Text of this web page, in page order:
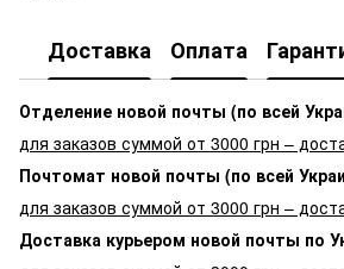
Доставка Оплата
Отделение новой почты (по всей
для заказов суммой от 3000 грн –
Почтомат новой почты (по всей
для заказов суммой от 3000 грн –
Доставка курьером новой почты по